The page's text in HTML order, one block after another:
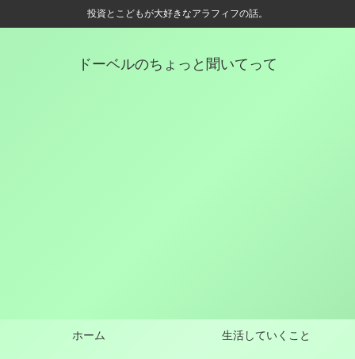
投資とこどもが大好きなアラフィフの話。
ドーベルのちょっと聞いてって
ホーム 生活していくこと